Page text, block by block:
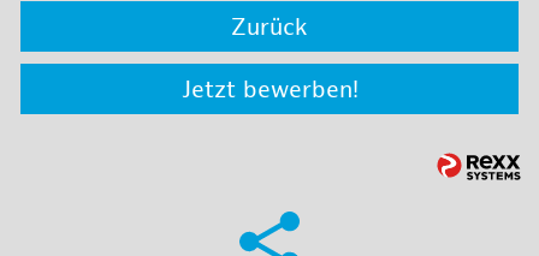
Zurück
Jetzt bewerben!